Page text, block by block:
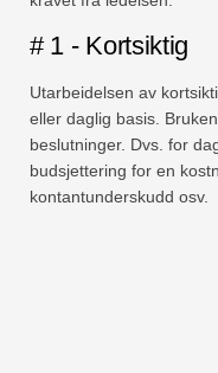
# 1 - Kortsiktig
Utarbeidelsen av
eller daglig basis.
beslutninger. Dvs. for
budsjettering for en
kontantunderskudd osv.